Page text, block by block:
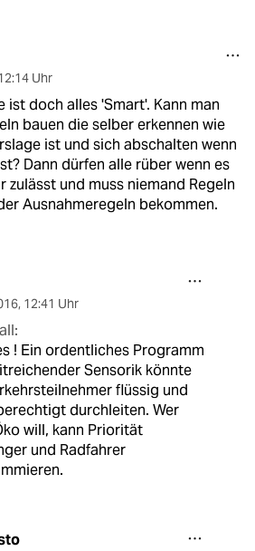
Uhr
ist doch alles 'Smart'. Kann man
bauen die selber erkennen wie
ist und sich abschalten wenn
Dann dürfen alle rüber wenn es
zulässt und muss niemand Regeln
Ausnahmeregeln bekommen.
, 12:41 Uhr
! Ein ordentliches Programm
Sensorik könnte
flüssig und
durchleiten. Wer
will, kann Priorität
und Radfahrer